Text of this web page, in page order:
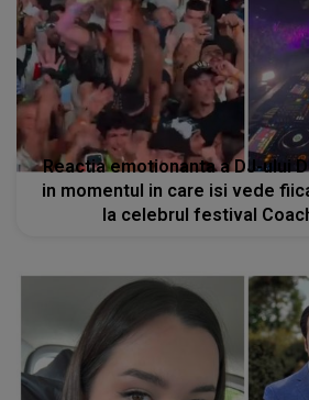
Reactia emotionanta a DJ-ului
in momentul in care isi vede
la celebrul festival